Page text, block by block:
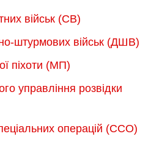
сторінці
військ (СВ)
штурмових військ (ДШВ)
піхоти (МП)
управління розвідки
операцій (ССО)